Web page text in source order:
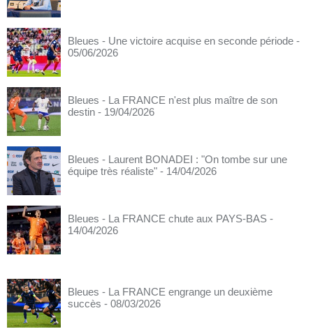
Bleues - Une victoire acquise en seconde période -
05/06/2026
Bleues - La FRANCE n'est plus maître de son
destin - 19/04/2026
Bleues - Laurent BONADEI : "On tombe sur une
équipe très réaliste" - 14/04/2026
Bleues - La FRANCE chute aux PAYS-BAS -
14/04/2026
Bleues - La FRANCE engrange un deuxième
succès - 08/03/2026